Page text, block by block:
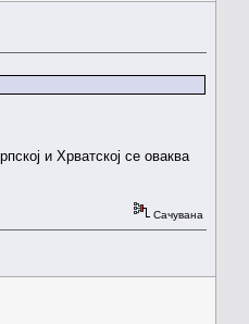
и Хрватској се оваква
Сачувана